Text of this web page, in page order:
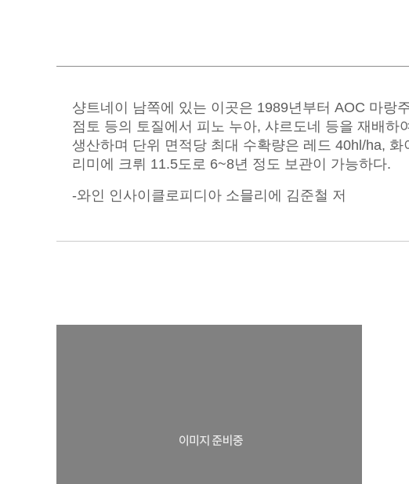
리미에 크뤼 11.5도로 6~8년 정도 보관이 가능하다.
-와인 인사이클로피디아 소믈리에 김준철 저